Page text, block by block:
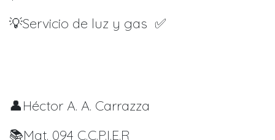
💡Servicio de luz y gas ✅
👤Héctor A. A. Carrazza
📚Mat. 094 C.C.P.I.E.R